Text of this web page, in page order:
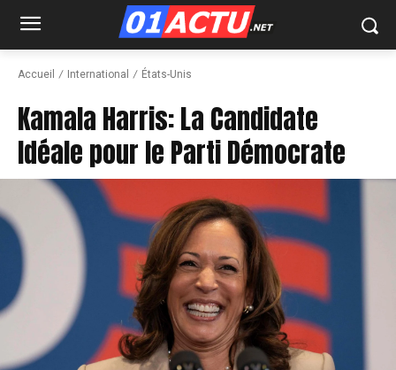
Accueil International États-Unis
Kamala Harris: La Candidate
Idéale pour le Parti Démocrate